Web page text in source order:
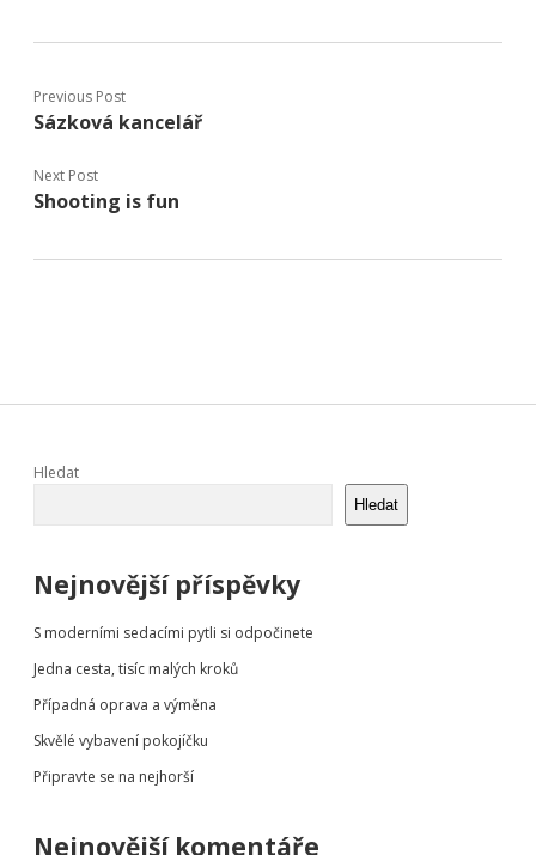
Previous Post
Sázková kancelář
Next Post
Shooting is fun
Sidebar
Hledat
Hledat
Nejnovější příspěvky
S moderními sedacími pytli si odpočinete
Jedna cesta, tisíc malých kroků
Případná oprava a výměna
Skvělé vybavení pokojíčku
Připravte se na nejhorší
Nejnovější komentáře